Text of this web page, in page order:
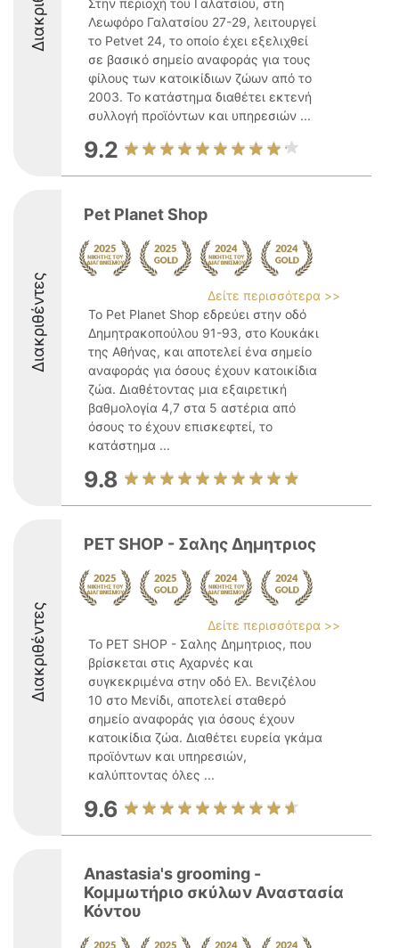
Στην περιοχή του Γαλατσίου, στη
Λεωφόρο Γαλατσίου 27-29, λειτουργεί
το Petvet 24, το οποίο έχει εξελιχθεί
σε βασικό σημείο αναφοράς για τους
φίλους των κατοικίδιων ζώων από το
2003. Το κατάστημα διαθέτει εκτενή
συλλογή προϊόντων και υπηρεσιών ...
9.2
Διακριθέντες
Pet Planet Shop
Δείτε περισσότερα >>
Το Pet Planet Shop εδρεύει στην οδό
Δημητρακοπούλου 91-93, στο Κουκάκι
της Αθήνας, και αποτελεί ένα σημείο
αναφοράς για όσους έχουν κατοικίδια
ζώα. Διαθέτοντας μια εξαιρετική
βαθμολογία 4,7 στα 5 αστέρια από
όσους το έχουν επισκεφτεί, το
κατάστημα ...
9.8
Διακριθέντες
PET SHOP - Σαλης Δημητριος
Δείτε περισσότερα >>
Το PET SHOP - Σαλης Δημητριος, που
βρίσκεται στις Αχαρνές και
συγκεκριμένα στην οδό Ελ. Βενιζέλου
10 στο Μενίδι, αποτελεί σταθερό
σημείο αναφοράς για όσους έχουν
κατοικίδια ζώα. Διαθέτει ευρεία γκάμα
προϊόντων και υπηρεσιών,
καλύπτοντας όλες ...
9.6
Anastasia's grooming -
Κομμωτήριο σκύλων Αναστασία
Κόντου